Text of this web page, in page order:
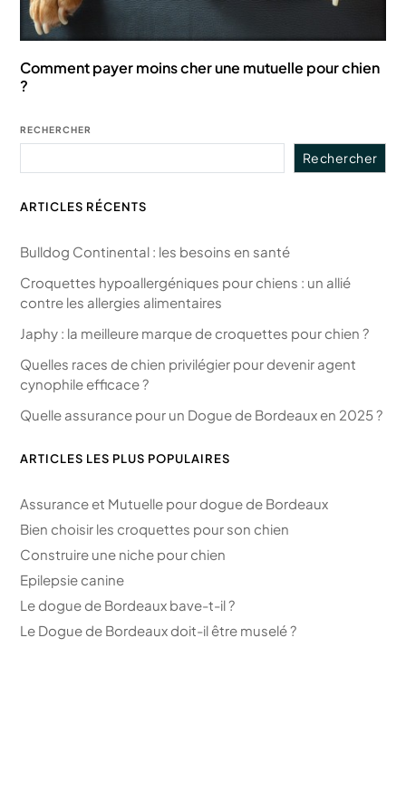
Comment payer moins cher une mutuelle pour chien
?
RECHERCHER
Rechercher
ARTICLES RÉCENTS
Bulldog Continental : les besoins en santé
Croquettes hypoallergéniques pour chiens : un allié
contre les allergies alimentaires
Japhy : la meilleure marque de croquettes pour chien ?
Quelles races de chien privilégier pour devenir agent
cynophile efficace ?
Quelle assurance pour un Dogue de Bordeaux en 2025 ?
ARTICLES LES PLUS POPULAIRES
Assurance et Mutuelle pour dogue de Bordeaux
Bien choisir les croquettes pour son chien
Construire une niche pour chien
Epilepsie canine
Le dogue de Bordeaux bave-t-il ?
Le Dogue de Bordeaux doit-il être muselé ?